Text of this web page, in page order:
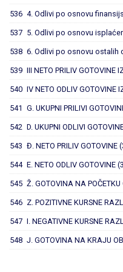
536 4. Odlivi po osnovu
537 5. Odlivi po osnovu
538 6. Odlivi po osnovu ostalih
539 III NETO PRILIV GOTOVINE
540 IV NETO ODLIV GOTOVINE
541 G. UKUPNI PRILIVI
542 D. UKUPNI ODLIVI
543 Đ. NETO PRILIV GOTOVINE
544 E. NETO ODLIV GOTOVINE
545 Ž. GOTOVINA NA
546 Z. POZITIVNE KURSNE
547 I. NEGATIVNE KURSNE
548 J. GOTOVINA NA KRAJU